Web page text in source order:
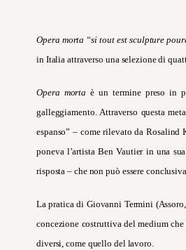
Opera morta “si tout est sculpture
in Italia attraverso una selezione di
Opera morta è un termine preso in
galleggiamento. Attraverso questa
espanso” – come rilevato da
poneva l’artista Ben Vautier in una
risposta – che non può essere
La pratica di Giovanni Termini
concezione costruttiva del medium
diversi, come quello del lavoro.